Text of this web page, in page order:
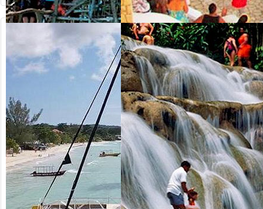
desde US$
165.00
3 IN1 COMBO
desde US$
65.00
NEGRIL & RICK'S